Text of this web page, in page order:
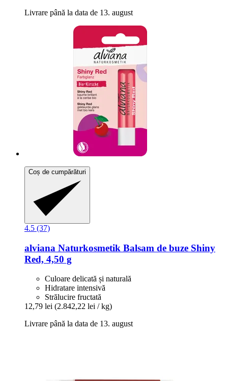
Livrare până la data de 13. august
Coș de cumpărături
4.5 (37)
alviana Naturkosmetik Balsam de buze Shiny
Red, 4,50 g
Culoare delicată și naturală
Hidratare intensivă
Strălucire fructată
12,79 lei (2.842,22 lei / kg)
Livrare până la data de 13. august